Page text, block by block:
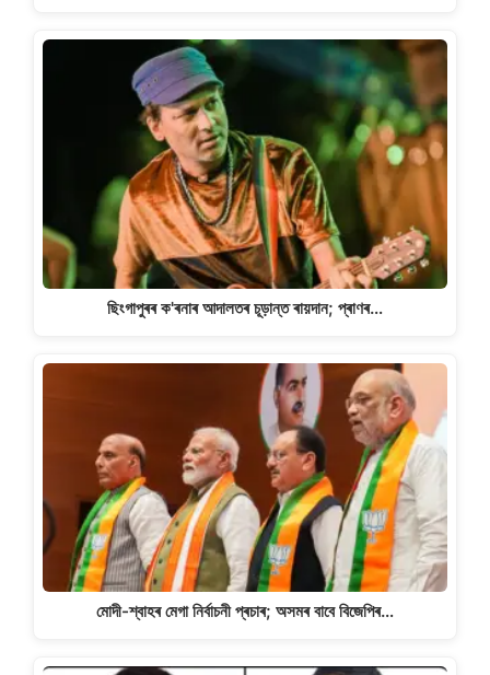
ছিংগাপুৰৰ ক'ৰনাৰ আদালতৰ চূড়ান্ত ৰায়দান; প্ৰাণৰ…
মোদী-শ্বাহৰ মেগা নিৰ্বাচনী প্ৰচাৰ; অসমৰ বাবে বিজেপিৰ…